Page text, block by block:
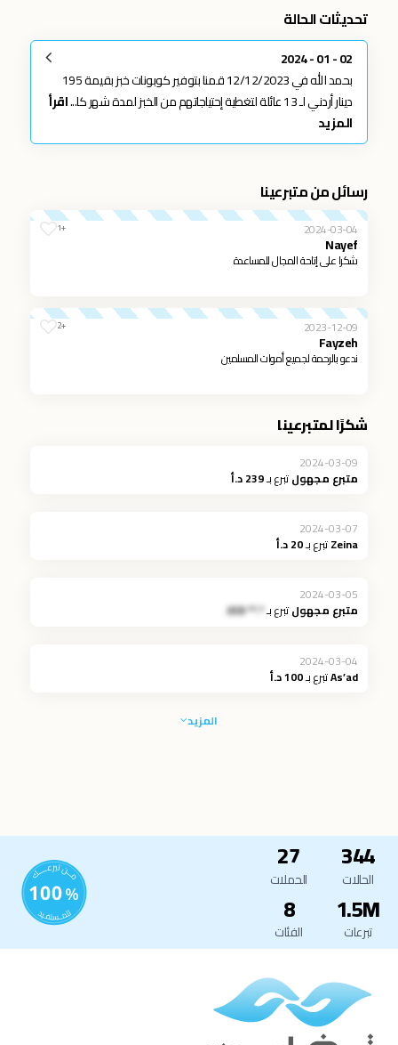
تحديثات الحالة
02 - 01 - 2024
بحمد الله في 12/12/2023 قمنا بتوفير كوبونات خبز بقيمة 195
دينار أردني لـ 13 عائلة لتغطية إحتياجاتهم من الخبز لمدة شهر كا...
اقرأ
المزيد
رسائل من متبرعينا
2024-03-04
+1
Nayef
شكرا على إتاحة المجال للمساعدة
2023-12-09
+2
Fayzeh
ندعو بالرحمة لجميع أموات المسلمين
شكرًا لمتبرعينا
2024-03-09
متبرع مجهولتبرع بـ239 د.أ
2024-03-07
Zeinaتبرع بـ20 د.أ
2024-03-05
متبرع مجهولتبرع بـ*.** JOD
2024-03-04
As’adتبرع بـ100 د.أ
المزيد
344
الحالات
27
الحملات
1.5M
تبرعات
8
الفئات